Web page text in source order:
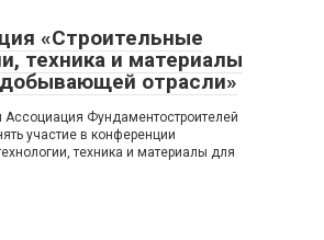
«Строительные
техника и материалы
отрасли»
Фундаментостроителей
участие в конференции
техника и материалы для